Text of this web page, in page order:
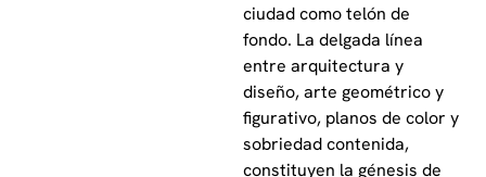
ciudad como telón de
fondo. La delgada línea
entre arquitectura y
diseño, arte geométrico y
figurativo, planos de color y
sobriedad contenida,
constituyen la génesis de